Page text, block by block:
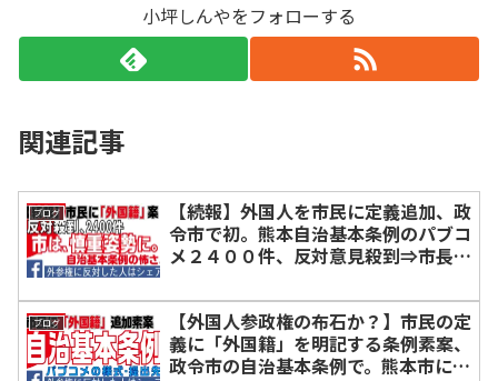
小坪しんやをフォローする
関連記事
ブログ
【続報】外国人を市民に定義追加、政
令市で初。熊本自治基本条例のパブコ
メ２４００件、反対意見殺到⇒市長が
ブログ
【外国人参政権の布石か？】市民の定
義に「外国籍」を明記する条例素案、
政令市の自治基本条例で。熊本市にパ